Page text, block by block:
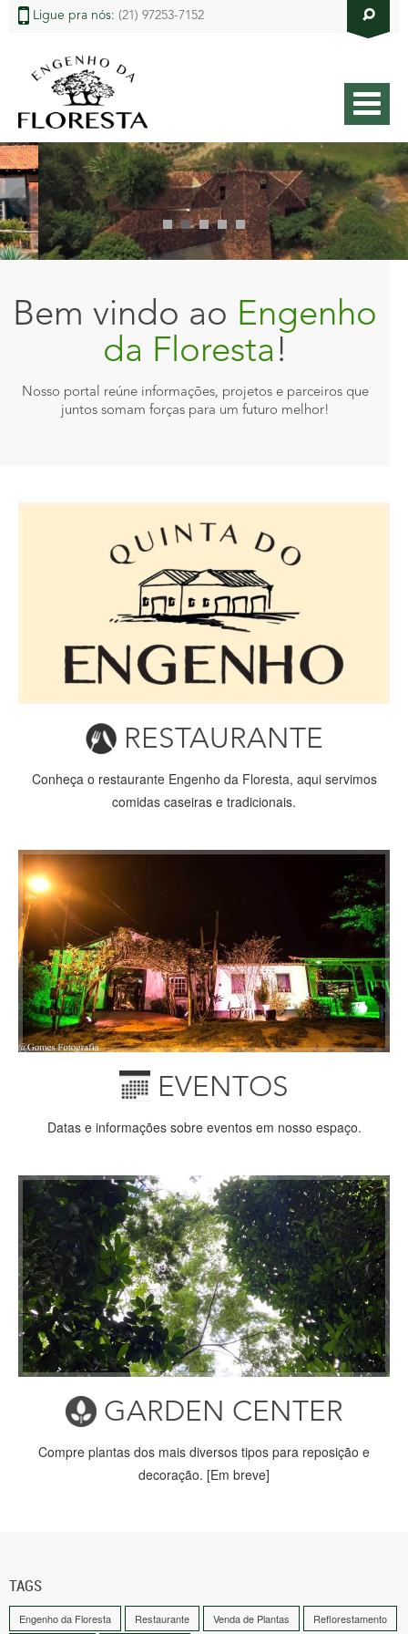
Ligue pra nós: (21) 97253-7152
Bem vindo ao Engenho
da Floresta!
Nosso portal reúne informações, projetos e parceiros que
juntos somam forças para um futuro melhor!
RESTAURANTE
Conheça o restaurante Engenho da Floresta, aqui servimos
comidas caseiras e tradicionais.
EVENTOS
Datas e informações sobre eventos em nosso espaço.
GARDEN CENTER
Compre plantas dos mais diversos tipos para reposição e
decoração. [Em breve]
TAGS
Engenho da Floresta Restaurante Venda de Plantas Reflorestamento